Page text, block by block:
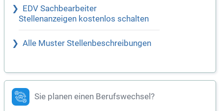
EDV Sachbearbeiter
Stellenanzeigen kostenlos schalten
Alle Muster Stellenbeschreibungen
Sie planen einen Berufswechsel?